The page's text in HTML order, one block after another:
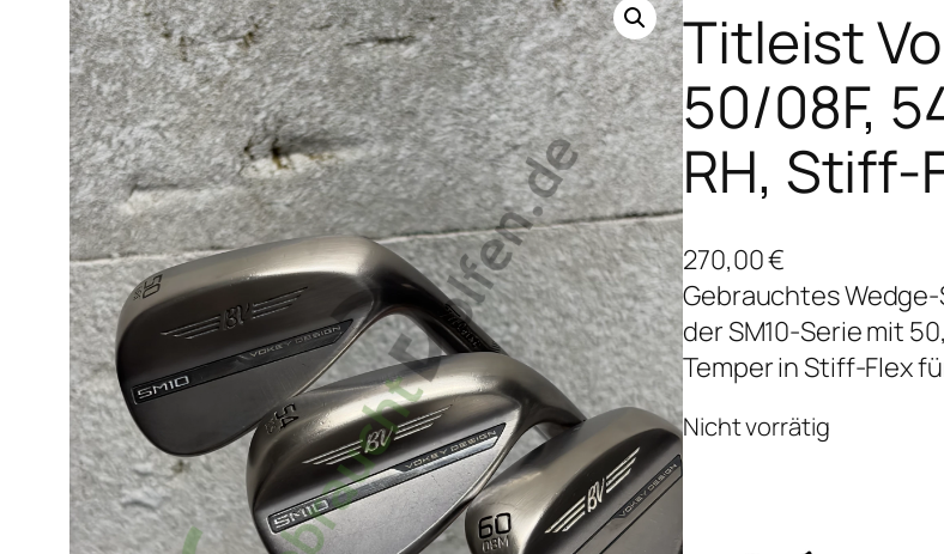
Titleist
50/08F,
RH, Stiff-
270,00€
Gebrauchtes
der SM10-Serie mit
Temper in Stiff-Flex
Nicht vorrätig